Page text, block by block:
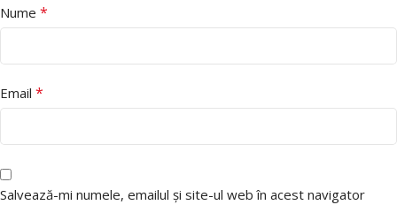
Nume *
Email *
Salvează-mi numele, emailul și site-ul web în acest navigator